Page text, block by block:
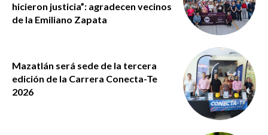
hicieron justicia”: agradecen vecinos
de la Emiliano Zapata
Mazatlán será sede de la tercera
edición de la Carrera Conecta-Te
2026